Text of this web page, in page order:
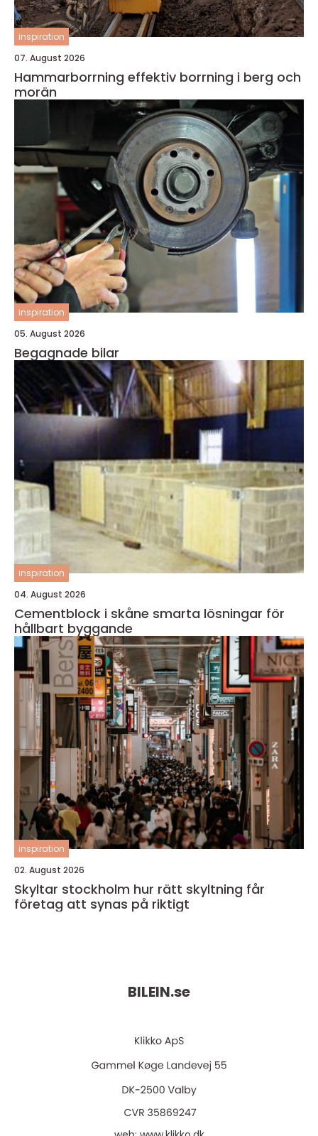
inspiration
07. August 2026
Hammarborrning effektiv borrning i berg och
morän
inspiration
05. August 2026
Begagnade bilar
inspiration
04. August 2026
Cementblock i skåne smarta lösningar för
hållbart byggande
inspiration
02. August 2026
Skyltar stockholm hur rätt skyltning får
företag att synas på riktigt
BILEIN.se